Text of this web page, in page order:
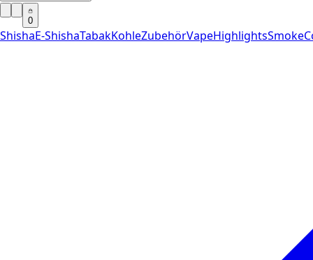
0
ShishaE-ShishaTabakKohleZubehörVapeHighlights